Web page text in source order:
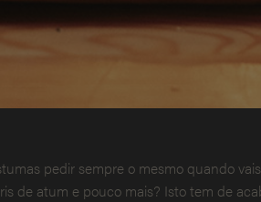
pedir sempre o mesmo quando
de atum e pouco mais? Isto tem de